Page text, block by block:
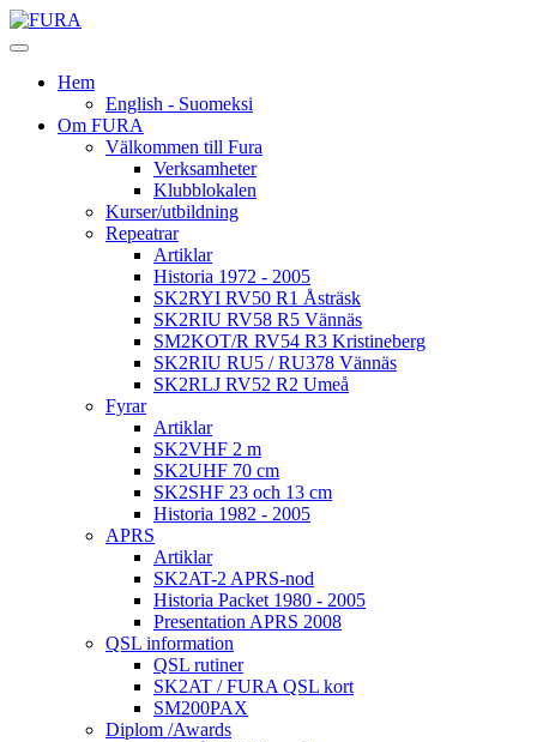
Hem
English - Suomeksi
Om FURA
Välkommen till Fura
Verksamheter
Klubblokalen
Kurser/utbildning
Repeatrar
Artiklar
Historia 1972 - 2005
SK2RYI RV50 R1 Åsträsk
SK2RIU RV58 R5 Vännäs
SM2KOT/R RV54 R3 Kristineberg
SK2RIU RU5 / RU378 Vännäs
SK2RLJ RV52 R2 Umeå
Fyrar
Artiklar
SK2VHF 2 m
SK2UHF 70 cm
SK2SHF 23 och 13 cm
Historia 1982 - 2005
APRS
Artiklar
SK2AT-2 APRS-nod
Historia Packet 1980 - 2005
Presentation APRS 2008
QSL information
QSL rutiner
SK2AT / FURA QSL kort
SM200PAX
Diplom /Awards